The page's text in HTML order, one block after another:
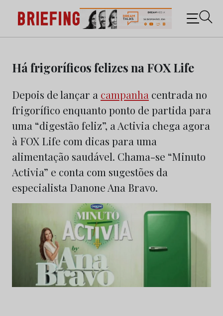
content
Briefing: Todas as notícias sobre os negócios do
Marketing e da Publicidade
Há frigoríficos felizes na FOX Life
Depois de lançar a campanha centrada no
frigorífico enquanto ponto de partida para
uma “digestão feliz”, a Activia chega agora
à FOX Life com dicas para uma
alimentação saudável. Chama-se “Minuto
Activia” e conta com sugestões da
especialista Danone Ana Bravo.